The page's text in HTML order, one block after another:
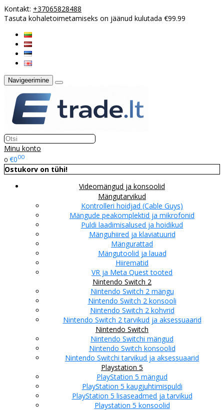
Kontakt: +37065828488
Tasuta kohaletoimetamiseks on jäänud kulutada €99.99
Navigeerimine
Minu konto
0 €000
Ostukorv on tühi!
Videomängud ja konsoolid
Mängutarvikud
Kontrolleri hoidjad (Cable Guys)
Mängude peakomplektid ja mikrofonid
Puldi laadimisalused ja hoidikud
Mänguhiired ja klaviatuurid
Mängurattad
Mängutoolid ja lauad
Hiirematid
VR ja Meta Quest tooted
Nintendo Switch 2
Nintendo Switch 2 mängu
Nintendo Switch 2 konsooli
Nintendo Switch 2 kohvrid
Nintendo Switch 2 tarvikud ja aksessuaarid
Nintendo Switch
Nintendo Switchi mängud
Nintendo Switch konsoolid
Nintendo Switchi tarvikud ja aksessuaarid
Playstation 5
PlayStation 5 mängud
PlayStation 5 kaugjuhtimispuldi
PlayStation 5 lisaseadmed ja tarvikud
Playstation 5 konsoolid